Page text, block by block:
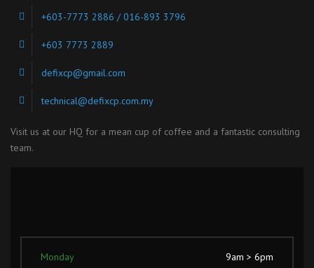
+603-7773 2886 / 016-893 3796
+603 7773 2889
defixcp@gmail.com
technical@defixcp.com.my
Visit us at our HQ for a mean cup of coffee and a fantastic consulting
team.
Monday
9am > 6pm